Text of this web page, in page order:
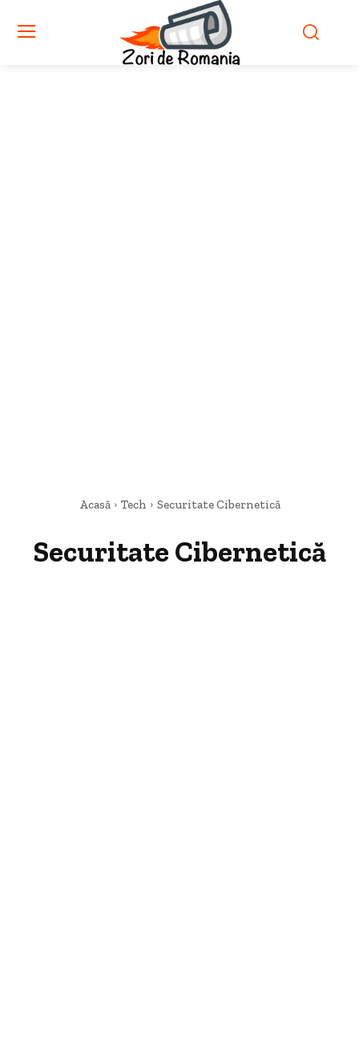
Acasă Tech Securitate Cibernetică
Securitate Cibernetică